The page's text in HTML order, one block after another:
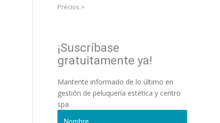
Precios >
¡Suscríbase
gratuitamente ya!
Mantente informado de lo último en
gestión de peluquería estética y centro
spa.